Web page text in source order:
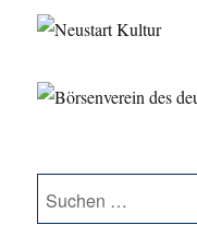
Suche
nach: